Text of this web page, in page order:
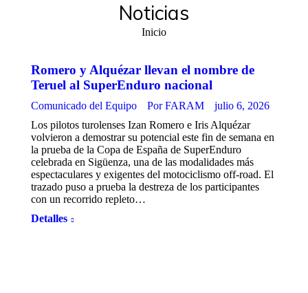
Noticias
Estás aquí:
Inicio
Romero y Alquézar llevan el nombre de
Teruel al SuperEnduro nacional
Comunicado del Equipo PorFARAM
julio 6, 2026
Los pilotos turolenses Izan Romero e Iris Alquézar
volvieron a demostrar su potencial este fin de semana en
la prueba de la Copa de España de SuperEnduro
celebrada en Sigüenza, una de las modalidades más
espectaculares y exigentes del motociclismo off-road. El
trazado puso a prueba la destreza de los participantes
con un recorrido repleto…
Detalles